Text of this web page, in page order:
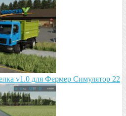
v1.0 для Фермер Симулятор 22